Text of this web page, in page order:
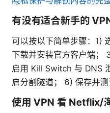
有没有适合新手的
可以按以下简单步骤：1)
下载并安装官方客户端；
启用 Kill Switch 与 DNS
启分割隧道； 6) 保存并测
使用 VPN 看 Netflix/